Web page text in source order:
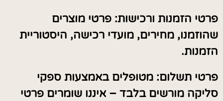
פרטי הזמנות ורכישות: פרטי מוצרים
שהוזמנו, מחירים, מועדי רכישה, היסטוריית
הזמנות.
פרטי תשלום: מטופלים באמצעות ספקי
סליקה מורשים בלבד – איננו שומרים פרטי